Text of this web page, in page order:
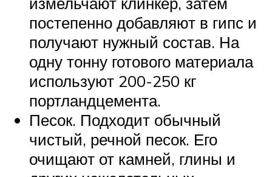
постепенно добавляют в гипс и
получают нужный состав. На
одну тонну готового материала
используют 200-250 кг
портландцемента.
Песок. Подходит обычный
чистый, речной песок. Его
очищают от камней, глины и